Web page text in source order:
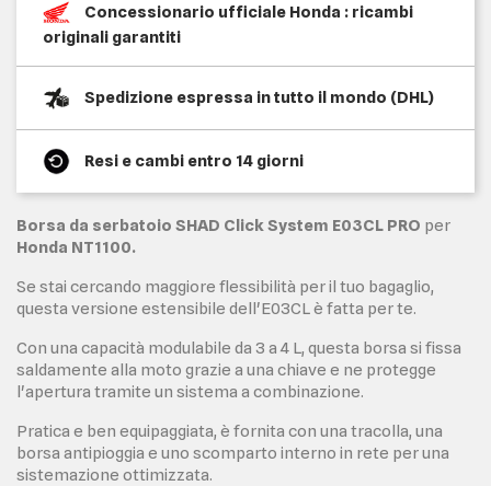
Concessionario ufficiale Honda : ricambi
originali garantiti
Spedizione espressa in tutto il mondo (DHL)
Resi e cambi entro 14 giorni
Borsa da serbatoio SHAD Click System E03CL PRO per
Honda NT1100.
Se stai cercando maggiore flessibilità per il tuo bagaglio,
questa versione estensibile dell'E03CL è fatta per te.
Con una capacità modulabile da 3 a 4 L, questa borsa si fissa
saldamente alla moto grazie a una chiave e ne protegge
l'apertura tramite un sistema a combinazione.
Pratica e ben equipaggiata, è fornita con una tracolla, una
borsa antipioggia e uno scomparto interno in rete per una
sistemazione ottimizzata.